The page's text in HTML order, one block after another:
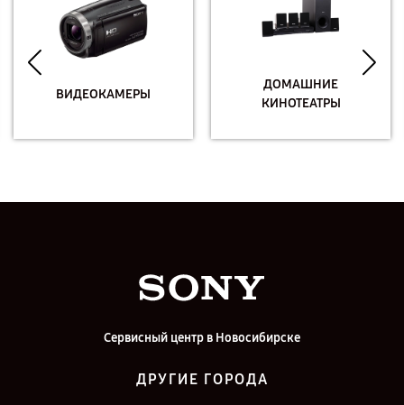
ВИДЕОКАМЕРЫ
ДОМАШНИЕ
КИНОТЕАТРЫ
Сервисный центр в Новосибирске
ДРУГИЕ ГОРОДА